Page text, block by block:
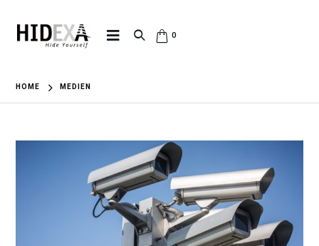
0
HOME MEDIEN